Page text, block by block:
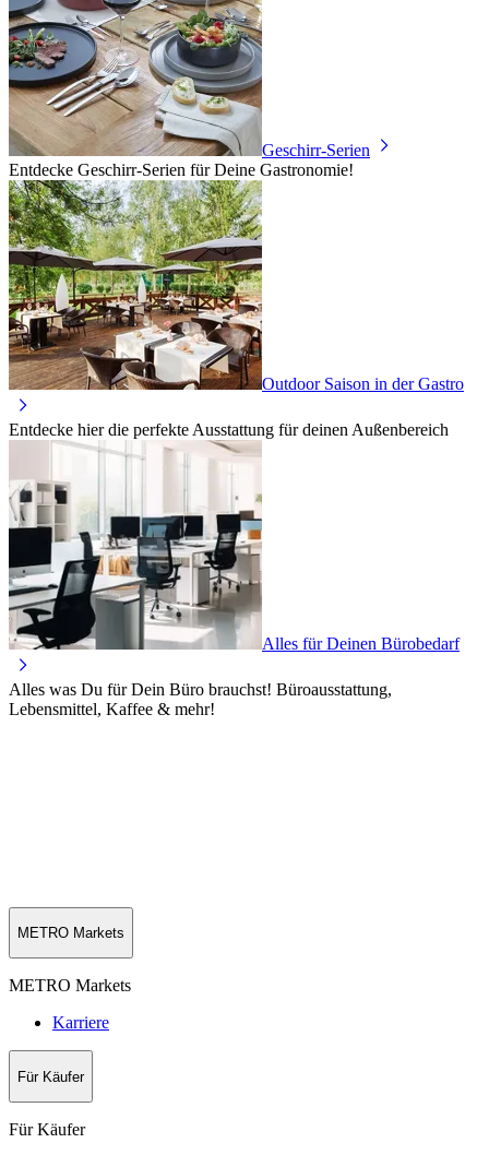
Geschirr-Serien
Entdecke Geschirr-Serien für Deine Gastronomie!
Outdoor Saison in der Gastro
Entdecke hier die perfekte Ausstattung für deinen Außenbereich
Alles für Deinen Bürobedarf
Alles was Du für Dein Büro brauchst! Büroausstattung,
Lebensmittel, Kaffee & mehr!
METRO Markets
METRO Markets
Karriere
Für Käufer
Für Käufer